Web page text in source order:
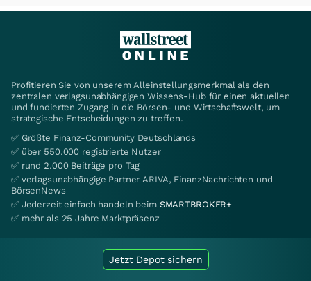
Profitieren Sie von unserem Alleinstellungsmerkmal als den
zentralen verlagsunabhängigen Wissens-Hub für einen aktuellen
und fundierten Zugang in die Börsen- und Wirtschaftswelt, um
strategische Entscheidungen zu treffen.
✅ Größte Finanz-Community Deutschlands
✅ über 550.000 registrierte Nutzer
✅ rund 2.000 Beiträge pro Tag
✅ verlagsunabhängige Partner ARIVA, FinanzNachrichten und
BörsenNews
✅ Jederzeit einfach handeln beim SMARTBROKER+
✅ mehr als 25 Jahre Marktpräsenz
Jetzt Depot sichern